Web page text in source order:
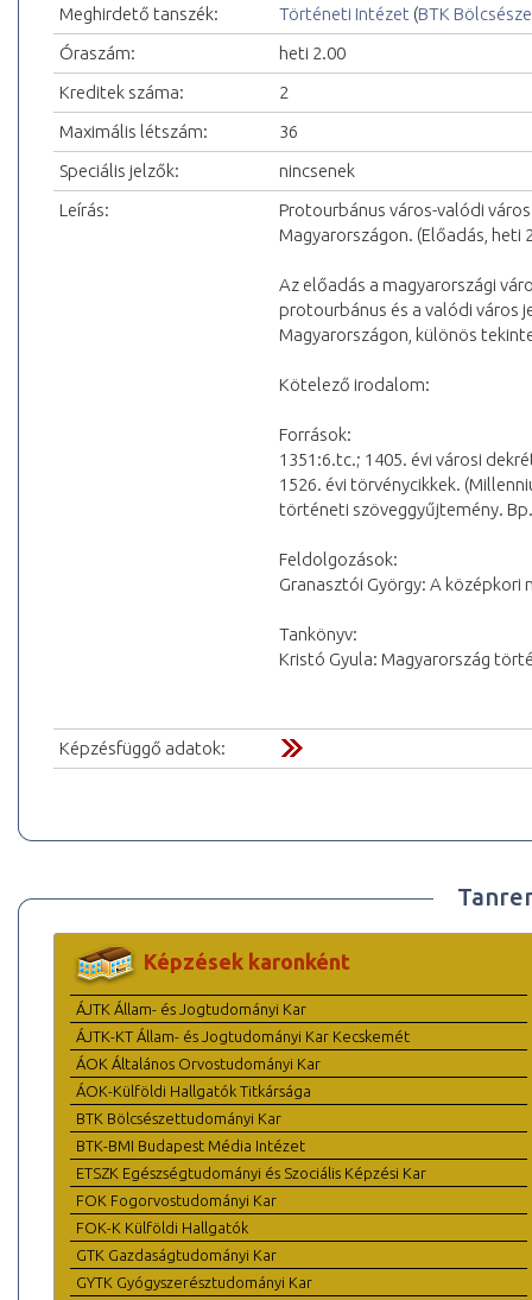
Meghirdető tanszék:
Történeti Intézet (BTK
Óraszám:
heti 2.00
Kreditek száma:
2
Maximális létszám:
36
Speciális jelzők:
nincsenek
Leírás:
Protourbánus város-valódi
Magyarországon. (Előadás, heti
Az előadás a magyarországi
protourbánus és a valódi város
Magyarországon, különös
Kötelező irodalom:
Források:
1351:6.tc.; 1405. évi városi
1526. évi törvénycikkek.
történeti szöveggyűjtemény.
Feldolgozások:
Granasztói György: A középkori
Tankönyv:
Kristó Gyula: Magyarország
Képzésfüggő adatok:
Képzések karonként
ÁJTK Állam- és Jogtudományi Kar
ÁJTK-KT Állam- és Jogtudományi Kar Kecskemét
ÁOK Általános Orvostudományi Kar
ÁOK-Külföldi Hallgatók Titkársága
BTK Bölcsészettudományi Kar
BTK-BMI Budapest Média Intézet
ETSZK Egészségtudományi és Szociális Képzési Kar
FOK Fogorvostudományi Kar
FOK-K Külföldi Hallgatók
GTK Gazdaságtudományi Kar
GYTK Gyógyszerésztudományi Kar